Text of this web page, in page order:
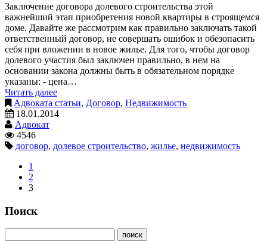
Заключение договора долевого строительства этой
важнейший этап приобретения новой квартиры в строящемся
доме. Давайте же рассмотрим как правильно заключать такой
ответственный договор, не совершать ошибок и обезопасить
себя при вложении в новое жилье. Для того, чтобы договор
долевого участия был заключен правильно, в нем на
основании закона должны быть в обязательном порядке
указаны: - цена…
Читать далее
Адвоката статьи, Договор, Недвижимость
18.01.2014
Адвокат
4546
договор, долевое строительство, жилье, недвижимость
1
2
3
Поиск